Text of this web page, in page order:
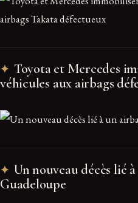
Toyota et Mercedes
véhicules aux airbags
Un nouveau décès lié
Guadeloupe